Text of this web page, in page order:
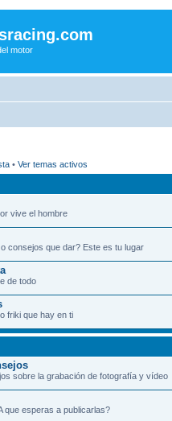
motor
• Ver temas activos
vive el hombre
consejos que dar? Este es tu lugar
de todo
friki que hay en ti
sobre la grabación de fotografía y vídeo
que esperas a publicarlas?